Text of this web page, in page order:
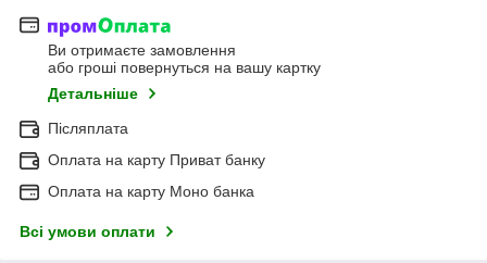
Ви отримаєте замовлення
або гроші повернуться на вашу картку
Детальніше
Післяплата
Оплата на карту Приват банку
Оплата на карту Моно банка
Всі умови оплати